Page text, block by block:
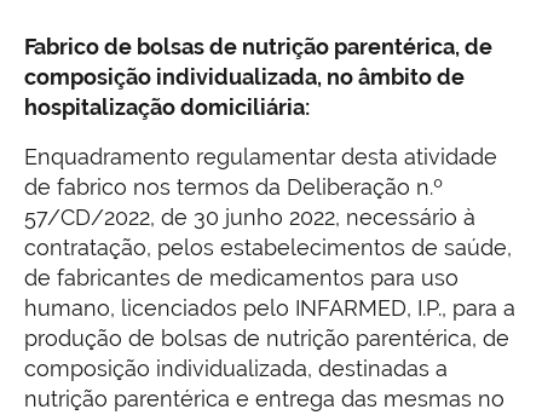
Fabrico de bolsas de nutrição parentérica, de
composição individualizada, no âmbito de
hospitalização domiciliária:
Enquadramento regulamentar desta atividade
de fabrico nos termos da Deliberação n.º
57/CD/2022, de 30 junho 2022, necessário à
contratação, pelos estabelecimentos de saúde,
de fabricantes de medicamentos para uso
humano, licenciados pelo INFARMED, I.P., para a
produção de bolsas de nutrição parentérica, de
composição individualizada, destinadas a
nutrição parentérica e entrega das mesmas no